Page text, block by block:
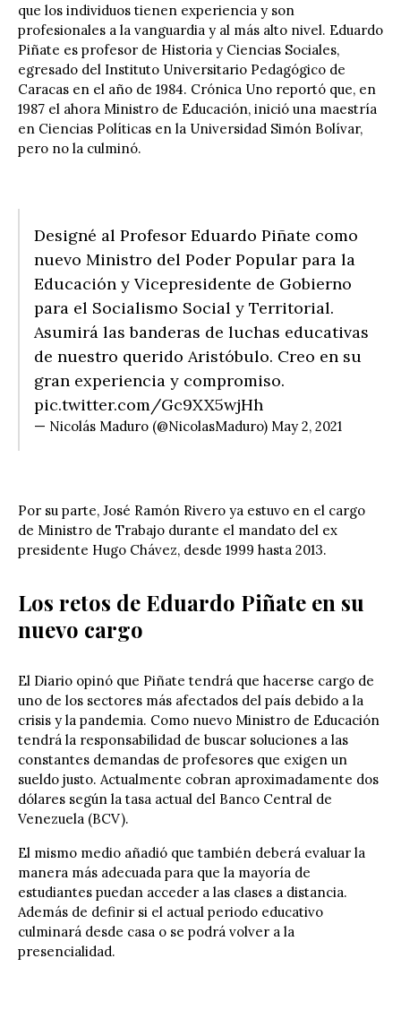
que los individuos tienen experiencia y son
profesionales a la vanguardia y al más alto nivel. Eduardo
Piñate es profesor de Historia y Ciencias Sociales,
egresado del Instituto Universitario Pedagógico de
Caracas en el año de 1984. Crónica Uno reportó que, en
1987 el ahora Ministro de Educación, inició una maestría
en Ciencias Políticas en la Universidad Simón Bolívar,
pero no la culminó.
Designé al Profesor Eduardo Piñate como
nuevo Ministro del Poder Popular para la
Educación y Vicepresidente de Gobierno
para el Socialismo Social y Territorial.
Asumirá las banderas de luchas educativas
de nuestro querido Aristóbulo. Creo en su
gran experiencia y compromiso.
pic.twitter.com/Gc9XX5wjHh
— Nicolás Maduro (@NicolasMaduro) May 2, 2021
Por su parte, José Ramón Rivero ya estuvo en el cargo
de Ministro de Trabajo durante el mandato del ex
presidente Hugo Chávez, desde 1999 hasta 2013.
Los retos de Eduardo Piñate en su
nuevo cargo
El Diario opinó que Piñate tendrá que hacerse cargo de
uno de los sectores más afectados del país debido a la
crisis y la pandemia. Como nuevo Ministro de Educación
tendrá la responsabilidad de buscar soluciones a las
constantes demandas de profesores que exigen un
sueldo justo. Actualmente cobran aproximadamente dos
dólares según la tasa actual del Banco Central de
Venezuela (BCV).
El mismo medio añadió que también deberá evaluar la
manera más adecuada para que la mayoría de
estudiantes puedan acceder a las clases a distancia.
Además de definir si el actual periodo educativo
culminará desde casa o se podrá volver a la
presencialidad.